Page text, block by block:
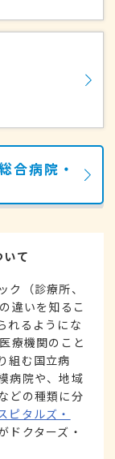
合病院・
いて
（診療所、
違いを知るこ
れるようにな
療機関のこと
組む国立病
病院や、地域
どの種類に分
ピタルズ・
ドクターズ・